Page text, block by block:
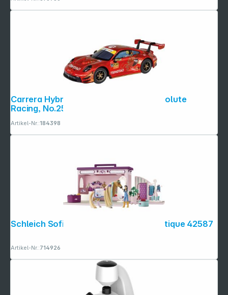
Carrera Hybrid Porsche 911 GT3 R Absolute
Artikel-Nr.:184398
Schleich Sofia's Beauties Pop-Up Boutique 42587
Artikel-Nr.:714926